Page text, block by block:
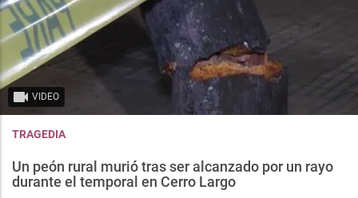
VIDEO
TRAGEDIA
Un peón rural murió tras ser alcanzado por un rayo
durante el temporal en Cerro Largo